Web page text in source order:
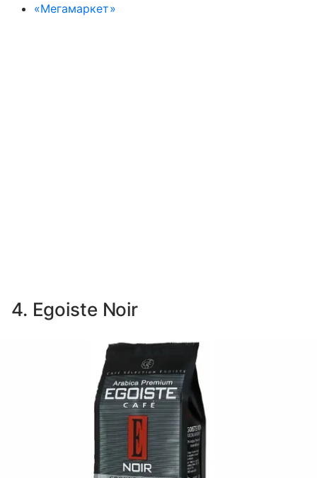
«Мегамаркет»
4. Egoiste Noir